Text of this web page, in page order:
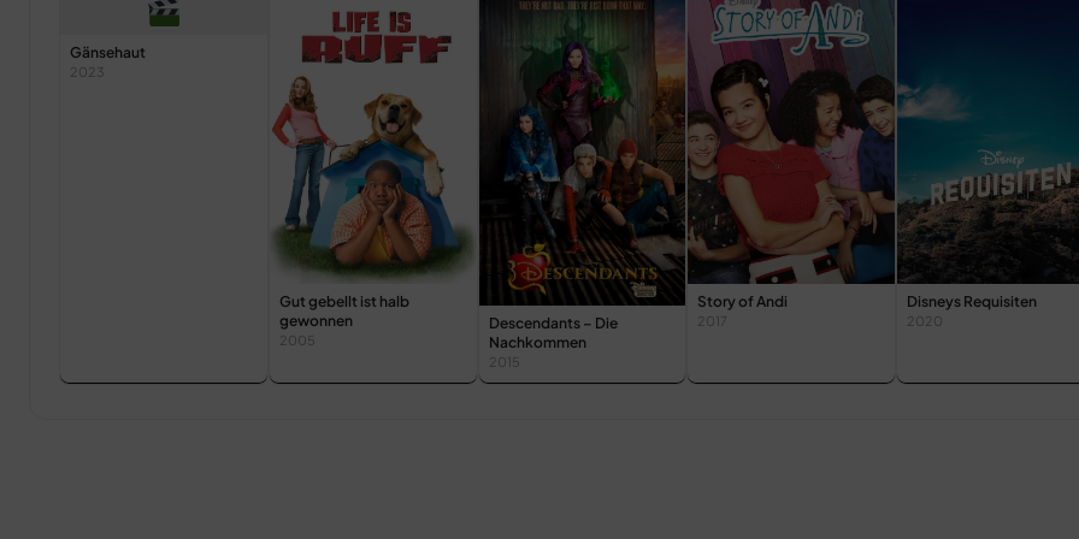
Gänsehaut
2023
Gut gebellt ist halb
gewonnen
2005
Descendants – Die
Nachkommen
2015
Story of Andi
2017
Disneys Requisiten
2020